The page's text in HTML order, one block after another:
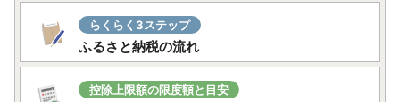
緊急事態宣言の影響によりお礼品の配送に遅れが生じる可
能性がございます。
ご迷惑をおかけする場合があると思いますが、ご理解を賜
りますようお願いいたします。
らくらく3ステップ
ふるさと納税の流れ
控除上限額の限度額と目安